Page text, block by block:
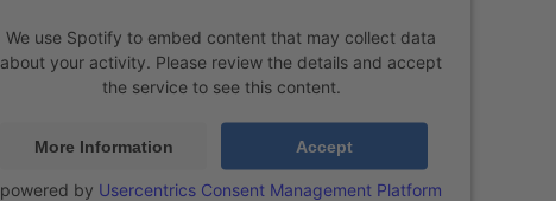
We use Spotify to embed content that may collect data
about your activity. Please review the details and accept
the service to see this content.
More Information Accept
powered by Usercentrics Consent Management Platform